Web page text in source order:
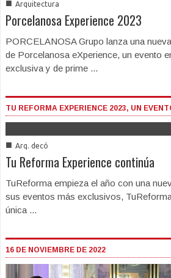
■ Arquitectura
Porcelanosa Experience 2023
PORCELANOSA Grupo lanza una
de Porcelanosa eXperience, un evento
exclusiva y de prime ...
TU REFORMA EXPERIENCE 2023, UN
■ Arq. decó
Tu Reforma Experience continúa
TuReforma empieza el año con una
sus eventos más exclusivos,
única ...
16 DE NOVIEMBRE DE 2022